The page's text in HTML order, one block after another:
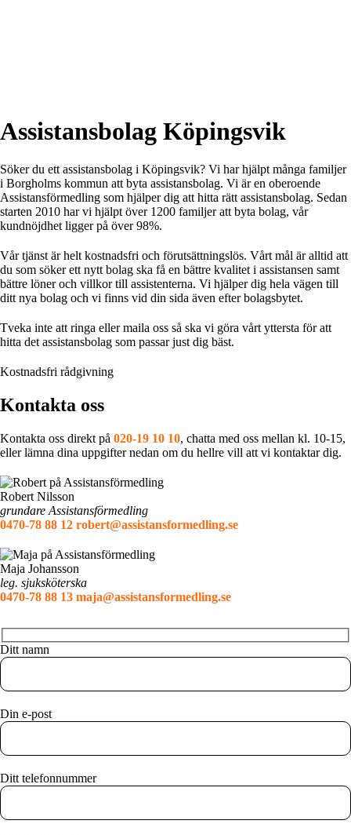
Assistansbolag Köpingsvik
Söker du ett assistansbolag i Köpingsvik? Vi har hjälpt många familjer
i Borgholms kommun att byta assistansbolag. Vi är en oberoende
Assistansförmedling som hjälper dig att hitta rätt assistansbolag. Sedan
starten 2010 har vi hjälpt över 1200 familjer att byta bolag, vår
kundnöjdhet ligger på över 98%.
Vår tjänst är helt kostnadsfri och förutsättningslös. Vårt mål är alltid att
du som söker ett nytt bolag ska få en bättre kvalitet i assistansen samt
bättre löner och villkor till assistenterna. Vi hjälper dig hela vägen till
ditt nya bolag och vi finns vid din sida även efter bolagsbytet.
Tveka inte att ringa eller maila oss så ska vi göra vårt yttersta för att
hitta det assistansbolag som passar just dig bäst.
Kostnadsfri rådgivning
Kontakta oss
Kontakta oss direkt på 020-19 10 10, chatta med oss mellan kl. 10-15,
eller lämna dina uppgifter nedan om du hellre vill att vi kontaktar dig.
Robert Nilsson
grundare Assistansförmedling
0470-78 88 12 robert@assistansformedling.se
Maja Johansson
leg. sjuksköterska
0470-78 88 13 maja@assistansformedling.se
Ditt namn
Din e-post
Ditt telefonnummer